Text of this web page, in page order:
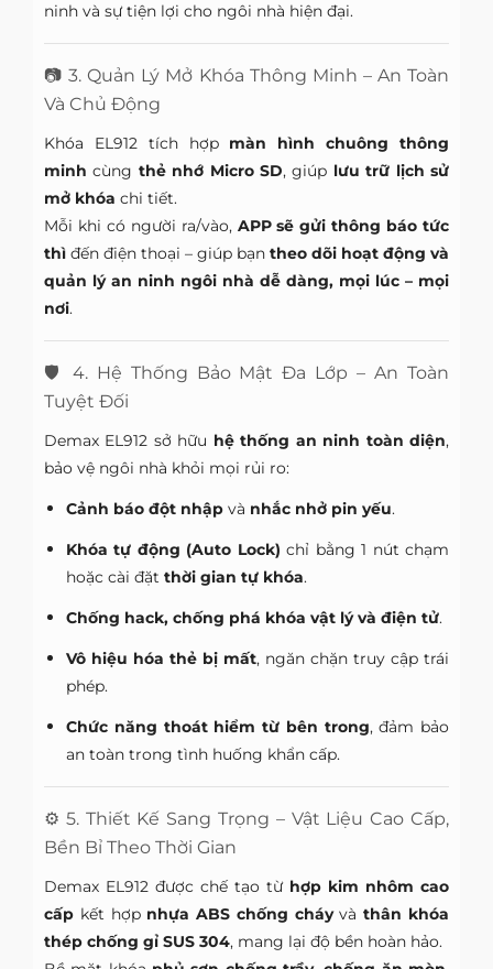
ninh và sự tiện lợi cho ngôi nhà hiện đại.
📷 3. Quản Lý Mở Khóa Thông Minh – An Toàn
Và Chủ Động
Khóa EL912 tích hợp màn hình chuông thông
minh cùng thẻ nhớ Micro SD, giúp lưu trữ lịch sử
mở khóa chi tiết.
Mỗi khi có người ra/vào, APP sẽ gửi thông báo tức
thì đến điện thoại – giúp bạn theo dõi hoạt động và
quản lý an ninh ngôi nhà dễ dàng, mọi lúc – mọi
nơi.
🛡️ 4. Hệ Thống Bảo Mật Đa Lớp – An Toàn
Tuyệt Đối
Demax EL912 sở hữu hệ thống an ninh toàn diện,
bảo vệ ngôi nhà khỏi mọi rủi ro:
Cảnh báo đột nhập và nhắc nhở pin yếu.
Khóa tự động (Auto Lock) chỉ bằng 1 nút chạm
hoặc cài đặt thời gian tự khóa.
Chống hack, chống phá khóa vật lý và điện tử.
Vô hiệu hóa thẻ bị mất, ngăn chặn truy cập trái
phép.
Chức năng thoát hiểm từ bên trong, đảm bảo
an toàn trong tình huống khẩn cấp.
⚙️ 5. Thiết Kế Sang Trọng – Vật Liệu Cao Cấp,
Bền Bỉ Theo Thời Gian
Demax EL912 được chế tạo từ hợp kim nhôm cao
cấp kết hợp nhựa ABS chống cháyvàthân khóa
thép chống gỉ SUS 304, mang lại độ bền hoàn hảo.